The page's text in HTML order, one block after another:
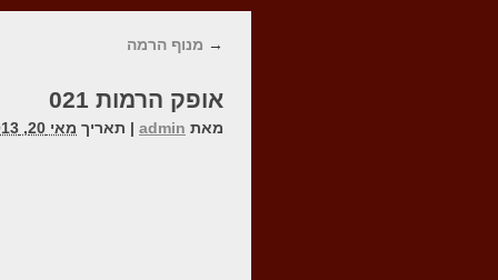
→ מנוף הרמה
אופק הרמות 021
מאת admin
| תאריך מאי 20, 2013